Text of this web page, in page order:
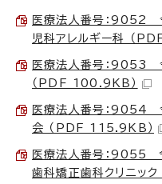
医療法人番号：9052
児科アレルギー科 （
医療法人番号：9053
（PDF 100.9KB）
医療法人番号：9054
会 （PDF 115.9KB）
医療法人番号：9055
歯科矯正歯科クリニッ